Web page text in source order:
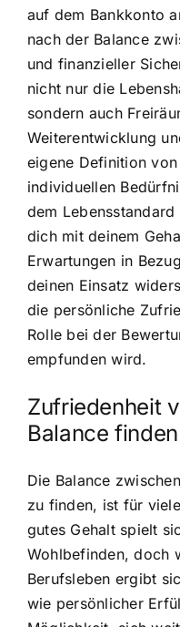
auf dem Bankkonto
nach der Balance
und finanzieller
nicht nur die
sondern auch
Weiterentwicklung
eigene Definition
individuellen
dem
dich mit deinem
Erwartungen in
deinen Einsatz
die persönliche
Rolle bei der
empfunden wird.
Zufriedenheit
Balance finden
Die Balance
zu finden, ist für
gutes Gehalt spielt
Wohlbefinden, doch
Berufsleben ergibt
wie persönlicher